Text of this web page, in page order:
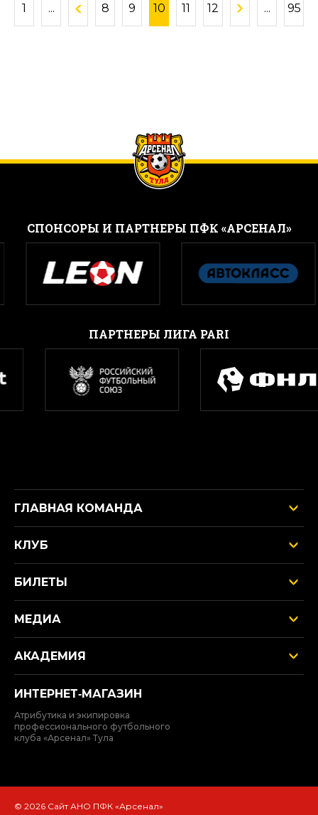
1 ... 8 9 10 11 12 ... 95
CПОНСОРЫ И ПАРТНЕРЫ ПФК «АРСЕНАЛ»
ПАРТНЕРЫ ЛИГА PARI
ГЛАВНАЯ КОМАНДА
КЛУБ
БИЛЕТЫ
МЕДИА
АКАДЕМИЯ
ИНТЕРНЕТ‑МАГАЗИН
Атрибутика и экипировка
профессионального футбольного
клуба «Арсенал» Тула
© 2026 Сайт АНО ПФК «Арсенал»